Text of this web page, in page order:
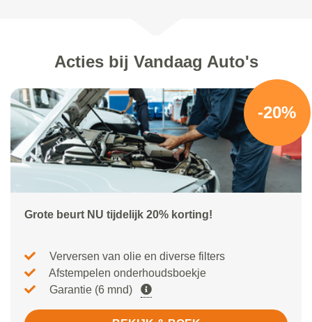
Acties bij Vandaag Auto's
-20%
Grote beurt NU tijdelijk 20% korting!
Verversen van olie en diverse filters
Afstempelen onderhoudsboekje
Garantie (6 mnd)